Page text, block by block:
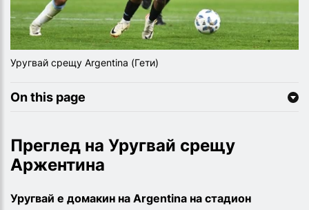
Уругвай срещу Argentina (Гети)
On this page
Преглед на Уругвай срещу
Аржентина
Уругвай е домакин на Argentina на стадион